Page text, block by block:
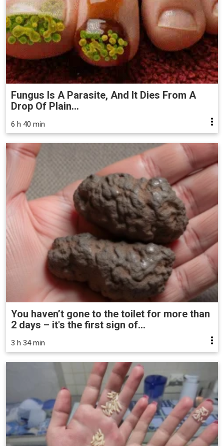
Fungus Is A Parasite, And It Dies From A
Drop Of Plain...
6 h 40 min
You haven’t gone to the toilet for more than
2 days – it's the first sign of...
3 h 34 min